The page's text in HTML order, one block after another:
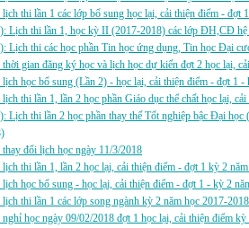
thi lần 1 các lớp bổ sung học lại, cải thiện điểm - đợt
Lịch thi lần 1, học kỳ II (2017-2018) các lớp ĐH,CĐ
Lịch thi các học phần Tin học ứng dụng, Tin học Đại
gian đăng ký học và lịch học dự kiến đợt 2 học lại,
học bổ sung (Lần 2) - học lại, cải thiện điểm - đợt 1 -
thi lần 1, lần 2 học phần Giáo dục thể chất học lại,
Lịch thi lần 2 học phần thay thế Tốt nghiệp bậc Đại
đổi lịch học ngày 11/3/2018
thi lần 1, lần 2 học lại, cải thiện điểm - đợt 1 kỳ 2
học bổ sung - học lại, cải thiện điểm - đợt 1 - kỳ 2
thi lần 1 các lớp song ngành kỳ 2 năm học 2017-2018
học ngày 09/02/2018 đợt 1 học lại, cải thiện điểm